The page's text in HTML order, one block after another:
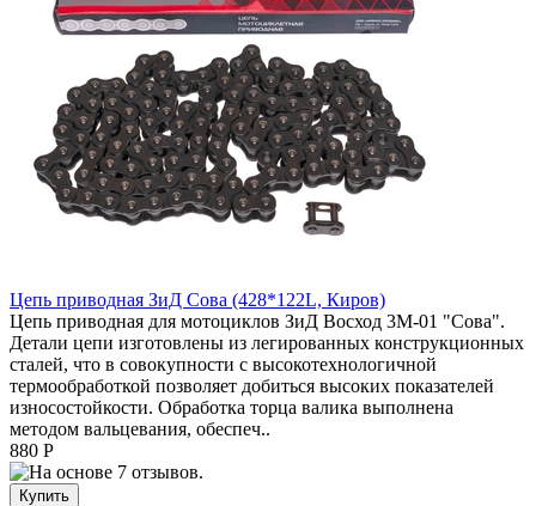
Цепь приводная ЗиД Сова (428*122L, Киров)
Цепь приводная для мотоциклов ЗиД Восход 3М-01 "Сова".
Детали цепи изготовлены из легированных конструкционных
сталей, что в совокупности с высокотехнологичной
термообработкой позволяет добиться высоких показателей
износостойкости. Обработка торца валика выполнена
методом вальцевания, обеспеч..
880 Р